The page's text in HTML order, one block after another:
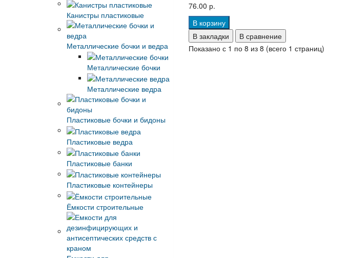
Канистры пластиковые
Металлические бочки и ведра
Металлические бочки
Металлические ведра
Пластиковые бочки и бидоны
Пластиковые ведра
Пластиковые банки
Пластиковые контейнеры
Ёмкости строительные
76.00 р.
В корзину
В закладки
В сравнение
Показано с 1 по 8 из 8 (всего 1 страниц)